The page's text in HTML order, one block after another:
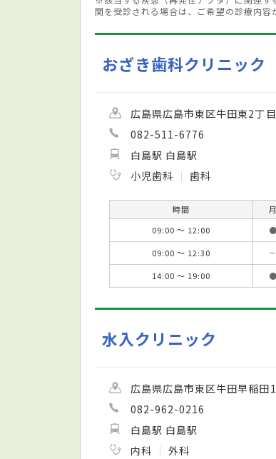
関を受診される場合は、ご希望の診療内容
おざき歯科クリニック
広島県広島市東区牛田東2丁
082-511-6776
白島駅 白島駅
小児歯科
歯科
時間 月
09:00 ～ 12:00
●
09:00 ～ 12:30
－
14:00 ～ 19:00
●
水入クリニック
広島県広島市東区牛田早稲田
082-962-0216
白島駅 白島駅
内科
外科